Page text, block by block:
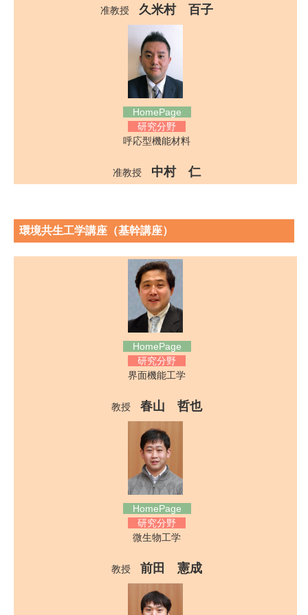
准教授 久米村 百子
HomePage
研究分野
呼応型機能材料
准教授 中村 仁
環境共生工学講座（基幹講座）
HomePage
研究分野
界面機能工学
教授 春山 哲也
HomePage
研究分野
微生物工学
教授 前田 憲成